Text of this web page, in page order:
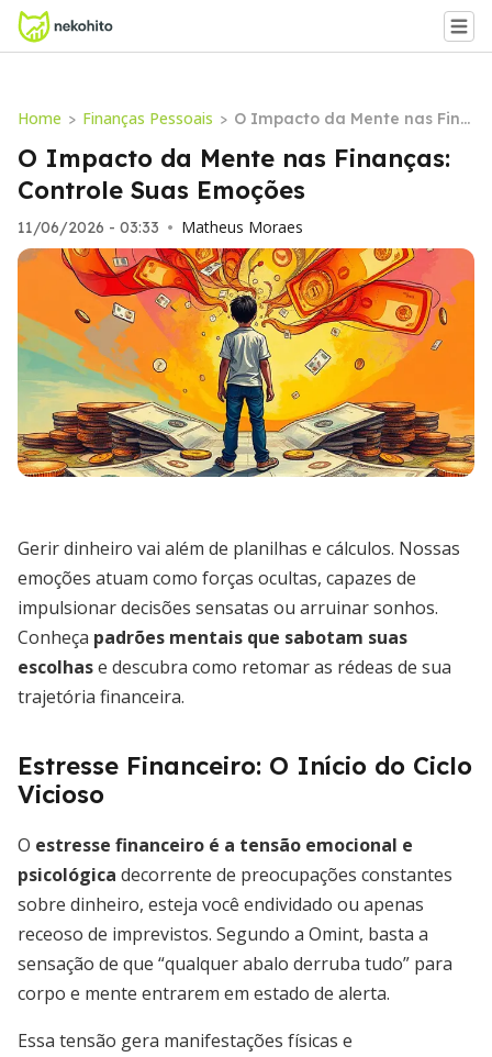
Home > Finanças Pessoais > O Impacto da Mente nas Fina
nças: Controle Suas Emoções
O Impacto da Mente nas Finanças:
Controle Suas Emoções
11/06/2026 - 03:33 • Matheus Moraes
Gerir dinheiro vai além de planilhas e cálculos. Nossas
emoções atuam como forças ocultas, capazes de
impulsionar decisões sensatas ou arruinar sonhos.
Conheça padrões mentais que sabotam suas
escolhase descubra como retomar as rédeas de sua
trajetória financeira.
Estresse Financeiro: O Início do Ciclo
Vicioso
O estresse financeiro é a tensão emocional e
psicológica decorrente de preocupações constantes
sobre dinheiro, esteja você endividado ou apenas
receoso de imprevistos. Segundo a Omint, basta a
sensação de que “qualquer abalo derruba tudo” para
corpo e mente entrarem em estado de alerta.
Essa tensão gera manifestações físicas e